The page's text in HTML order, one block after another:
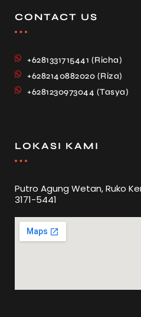
CONTACT US
+6281331715441 (Richa)
+6282140882020 (Riza)
+6281230973044 (Tasya)
LOKASI KAMI
Putro Agung Wetan, Ruko
3171-5441